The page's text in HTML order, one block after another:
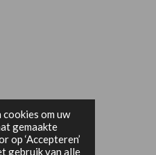
om uw
gemaakte
op ‘Accepteren’
gebruik van alle